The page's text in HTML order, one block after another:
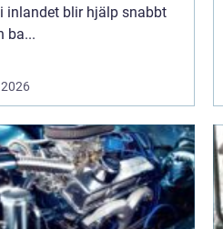
inlandet blir hjälp snabbt
ba...